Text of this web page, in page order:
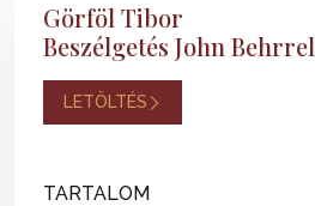
Görföl Tibor
Beszélgetés John Behrrel
LETÖLTÉS
TARTALOM